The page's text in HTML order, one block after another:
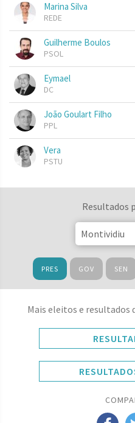
Marina Silva
REDE
Guilherme Boulos
PSOL
Eymael
DC
João Goulart Filho
PPL
Vera
PSTU
Resultados
PRES GOV SEN
Mais eleitos e resultados